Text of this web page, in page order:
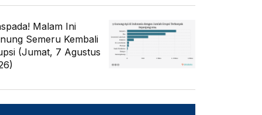
Malam Ini
Semeru Kembali
(Jumat, 7 Agustus